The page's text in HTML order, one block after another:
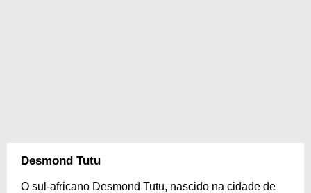
Desmond Tutu
O sul-africano Desmond Tutu, nascido na cidade de